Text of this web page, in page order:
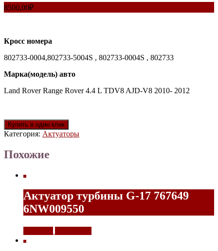
8500,00₽
Кросс номера
802733-0004,802733-5004S , 802733-0004S , 802733
Марка(модель) авто
Land Rover Range Rover 4.4 L TDV8 AJD-V8 2010- 2012
Купить в один клик
Категория: Актуаторы
Похожие
Актуатор турбины G-17 767649
6NW009550